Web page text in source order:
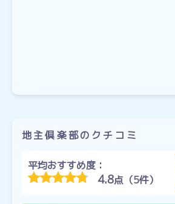
地主倶楽部のクチコミ
平均おすすめ度：
4.8点（5件）